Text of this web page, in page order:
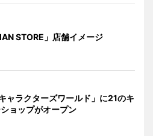
STORE」店舗イメージ
ャラクターズワールド」に21のキ
ョップがオープン